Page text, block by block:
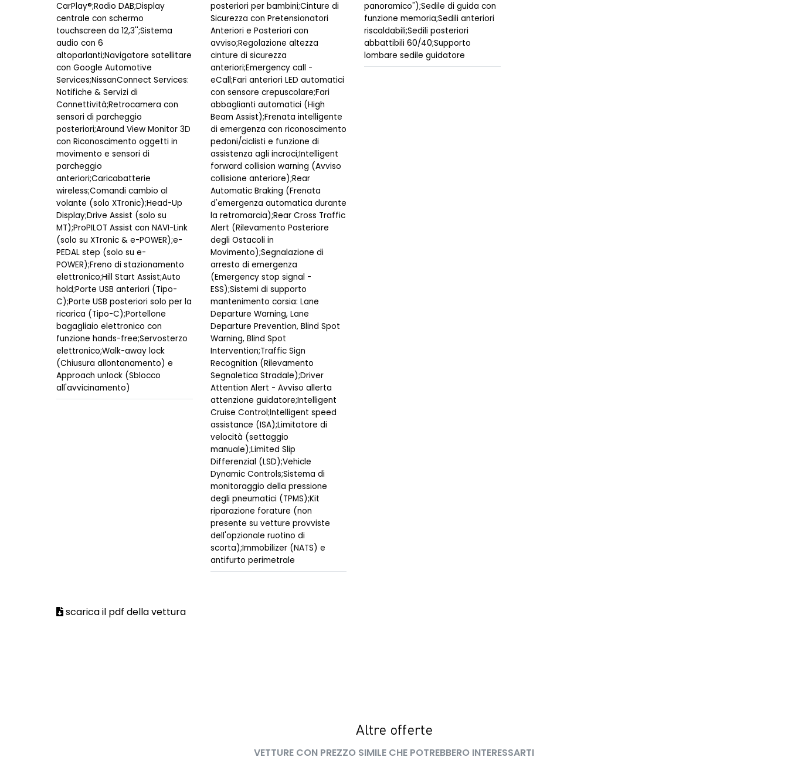
CarPlay®;Radio DAB;Display
centrale con schermo
touchscreen da 12,3'';Sistema
audio con 6
altoparlanti;Navigatore satellitare
con Google Automotive
Services;NissanConnect Services:
Notifiche & Servizi di
Connettività;Retrocamera con
sensori di parcheggio
posteriori;Around View Monitor 3D
con Riconoscimento oggetti in
movimento e sensori di
parcheggio
anteriori;Caricabatterie
wireless;Comandi cambio al
volante (solo XTronic);Head-Up
Display;Drive Assist (solo su
MT);ProPILOT Assist con NAVI-Link
(solo su XTronic & e-POWER);e-
PEDAL step (solo su e-
POWER);Freno di stazionamento
elettronico;Hill Start Assist;Auto
hold;Porte USB anteriori (Tipo-
C);Porte USB posteriori solo per la
ricarica (Tipo-C);Portellone
bagagliaio elettronico con
funzione hands-free;Servosterzo
elettronico;Walk-away lock
(Chiusura allontanamento) e
Approach unlock (Sblocco
all'avvicinamento)
posteriori per bambini;Cinture di
Sicurezza con Pretensionatori
Anteriori e Posteriori con
avviso;Regolazione altezza
cinture di sicurezza
anteriori;Emergency call -
eCall;Fari anteriori LED automatici
con sensore crepuscolare;Fari
abbaglianti automatici (High
Beam Assist);Frenata intelligente
di emergenza con riconoscimento
pedoni/ciclisti e funzione di
assistenza agli incroci;Intelligent
forward collision warning (Avviso
collisione anteriore);Rear
Automatic Braking (Frenata
d'emergenza automatica durante
la retromarcia);Rear Cross Traffic
Alert (Rilevamento Posteriore
degli Ostacoli in
Movimento);Segnalazione di
arresto di emergenza
(Emergency stop signal -
ESS);Sistemi di supporto
mantenimento corsia: Lane
Departure Warning, Lane
Departure Prevention, Blind Spot
Warning, Blind Spot
Intervention;Traffic Sign
Recognition (Rilevamento
Segnaletica Stradale);Driver
Attention Alert - Avviso allerta
attenzione guidatore;Intelligent
Cruise Control;Intelligent speed
assistance (ISA);Limitatore di
velocità (settaggio
manuale);Limited Slip
Differenzial (LSD);Vehicle
Dynamic Controls;Sistema di
monitoraggio della pressione
degli pneumatici (TPMS);Kit
riparazione forature (non
presente su vetture provviste
dell'opzionale ruotino di
scorta);Immobilizer (NATS) e
antifurto perimetrale
panoramico");Sedile di guida con
funzione memoria;Sedili anteriori
riscaldabili;Sedili posteriori
abbattibili 60/40;Supporto
lombare sedile guidatore
scarica il pdf della vettura
Altre offerte
VETTURE CON PREZZO SIMILE CHE POTREBBERO INTERESSARTI